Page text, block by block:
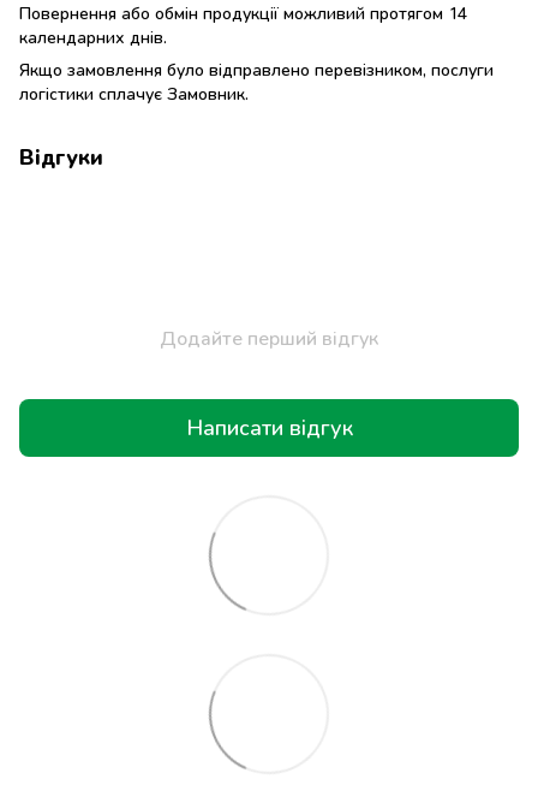
Повернення або обмін продукції можливий протягом 14
календарних днів.
Якщо замовлення було відправлено перевізником, послуги
логістики сплачує Замовник.
Відгуки
Додайте перший відгук
Написати відгук